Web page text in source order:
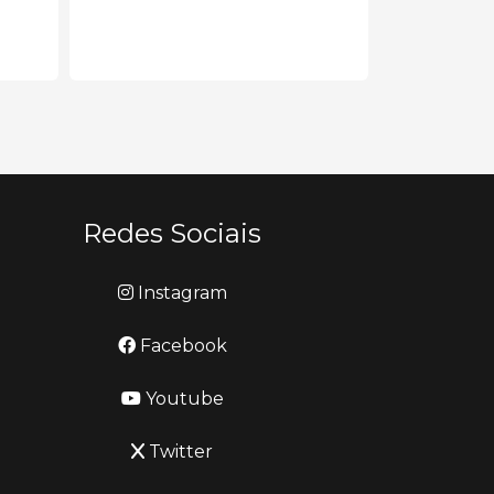
Redes Sociais
Instagram
Facebook
Youtube
Twitter